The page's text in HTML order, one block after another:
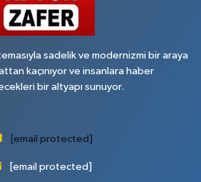
sadelik ve modernizmi bir araya
kaçınıyor ve insanlara haber
bir altyapı sunuyor.
[email protected]
[email protected]